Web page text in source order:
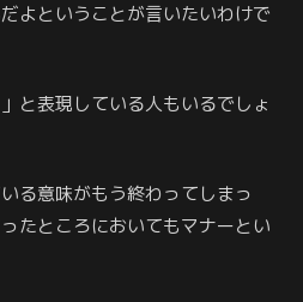
よということが言いたいわけで
と表現している人もいるでしょ
る意味がもう終わってしまっ
たところにおいてもマナーとい